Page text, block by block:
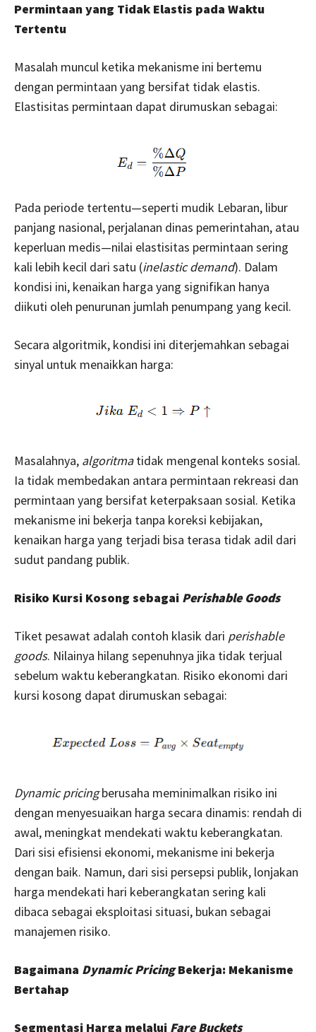
Permintaan yang Tidak Elastis pada Waktu
Tertentu
Masalah muncul ketika mekanisme ini bertemu
dengan permintaan yang bersifat tidak elastis.
Elastisitas permintaan dapat dirumuskan sebagai:
Pada periode tertentu—seperti mudik Lebaran, libur
panjang nasional, perjalanan dinas pemerintahan, atau
keperluan medis—nilai elastisitas permintaan sering
kali lebih kecil dari satu (inelastic demand). Dalam
kondisi ini, kenaikan harga yang signifikan hanya
diikuti oleh penurunan jumlah penumpang yang kecil.
Secara algoritmik, kondisi ini diterjemahkan sebagai
sinyal untuk menaikkan harga:
Masalahnya, algoritmatidak mengenal konteks sosial.
Ia tidak membedakan antara permintaan rekreasi dan
permintaan yang bersifat keterpaksaan sosial. Ketika
mekanisme ini bekerja tanpa koreksi kebijakan,
kenaikan harga yang terjadi bisa terasa tidak adil dari
sudut pandang publik.
Risiko Kursi Kosong sebagai Perishable Goods
Tiket pesawat adalah contoh klasik dari perishable
goods. Nilainya hilang sepenuhnya jika tidak terjual
sebelum waktu keberangkatan. Risiko ekonomi dari
kursi kosong dapat dirumuskan sebagai:
Dynamic pricingberusaha meminimalkan risiko ini
dengan menyesuaikan harga secara dinamis: rendah di
awal, meningkat mendekati waktu keberangkatan.
Dari sisi efisiensi ekonomi, mekanisme ini bekerja
dengan baik. Namun, dari sisi persepsi publik, lonjakan
harga mendekati hari keberangkatan sering kali
dibaca sebagai eksploitasi situasi, bukan sebagai
manajemen risiko.
Bagaimana Dynamic PricingBekerja: Mekanisme
Bertahap
Segmentasi Harga melalui Fare Buckets